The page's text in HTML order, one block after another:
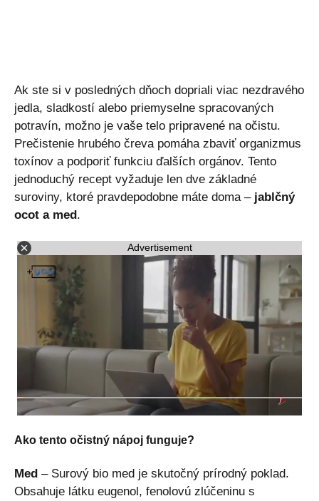
Ak ste si v posledných dňoch dopriali viac nezdravého
jedla, sladkostí alebo priemyselne spracovaných
potravín, možno je vaše telo pripravené na očistu.
Prečistenie hrubého čreva pomáha zbaviť organizmus
toxínov a podporiť funkciu ďalších orgánov. Tento
jednoduchý recept vyžaduje len dve základné
suroviny, ktoré pravdepodobne máte doma – jablčný
ocot a med.
Advertisement
Ako tento očistný nápoj funguje?
Med – Surový bio med je skutočný prírodný poklad.
Obsahuje látku eugenol, fenolovú zlúčeninu s